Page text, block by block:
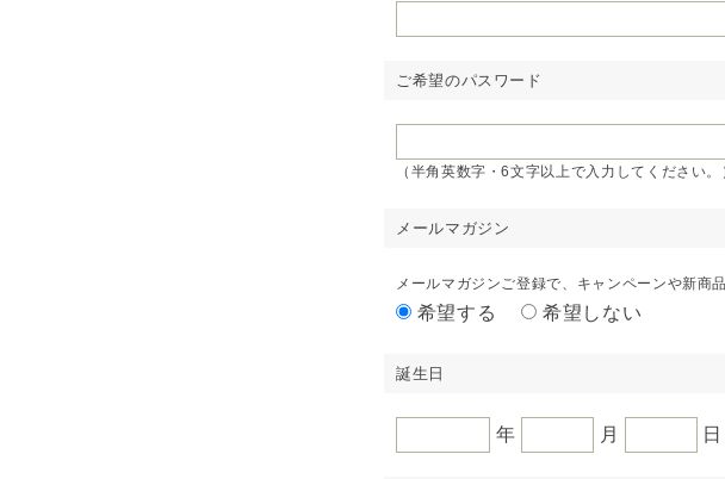
ご希望のパスワード
（半角英数字・6文字以上で入力してください。
メールマガジン
メールマガジンご登録で、キャンペーンや新商
希望する 希望しない
誕生日
年 月 日